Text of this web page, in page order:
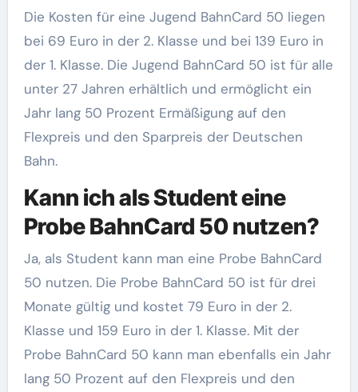
Die Kosten für eine Jugend BahnCard 50 liegen
bei 69 Euro in der 2. Klasse und bei 139 Euro in
der 1. Klasse. Die Jugend BahnCard 50 ist für alle
unter 27 Jahren erhältlich und ermöglicht ein
Jahr lang 50 Prozent Ermäßigung auf den
Flexpreis und den Sparpreis der Deutschen
Bahn.
Kann ich als Student eine
Probe BahnCard 50 nutzen?
Ja, als Student kann man eine Probe BahnCard
50 nutzen. Die Probe BahnCard 50 ist für drei
Monate gültig und kostet 79 Euro in der 2.
Klasse und 159 Euro in der 1. Klasse. Mit der
Probe BahnCard 50 kann man ebenfalls ein Jahr
lang 50 Prozent auf den Flexpreis und den